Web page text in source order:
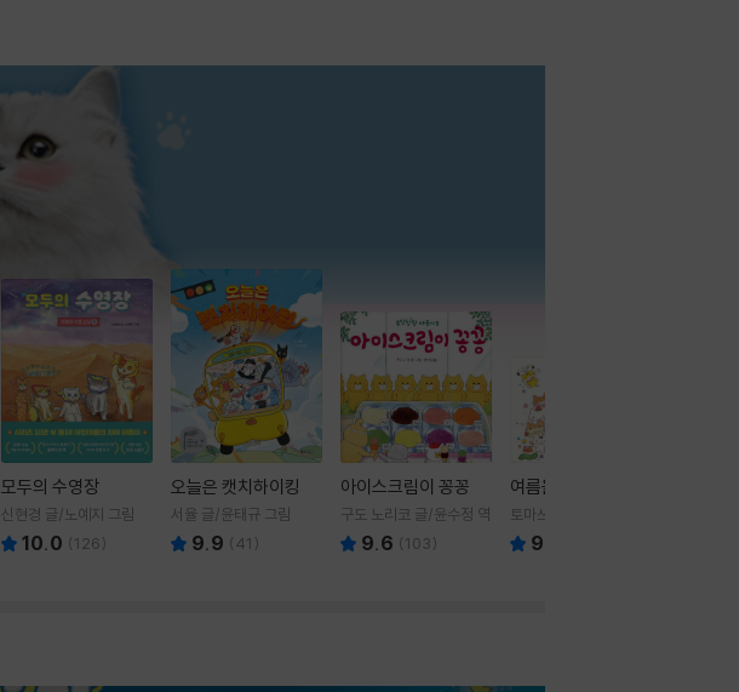
모두의 수영장
신현경 글/노예지 그림
10.0 (126)
오늘은 캣치하이킹
서율 글/윤태규 그림
9.9 (41 )
아이스크림이 꽁꽁
구도 노리코 글/윤수정 역
9.6 (103)
여름을 부탁해
토마쓰리 글그림
9.8